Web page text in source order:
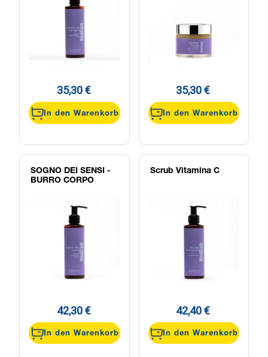
35,30 €
In den Warenkorb
35,30 €
In den Warenkorb
SOGNO DEI SENSI -
BURRO CORPO
42,30 €
In den Warenkorb
Scrub Vitamina C
42,40 €
In den Warenkorb